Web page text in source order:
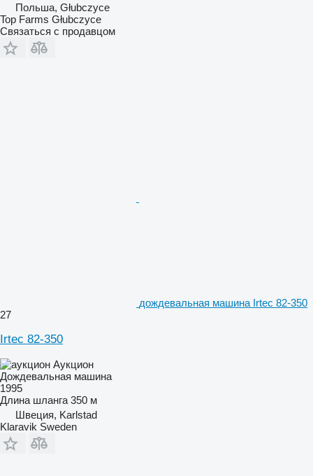
Польша, Głubczyce
Top Farms Głubczyce
Связаться с продавцом
дождевальная машина Irtec 82-350
27
Irtec 82-350
Аукцион
Дождевальная машина
1995
Длина шланга 350 м
Швеция, Karlstad
Klaravik Sweden